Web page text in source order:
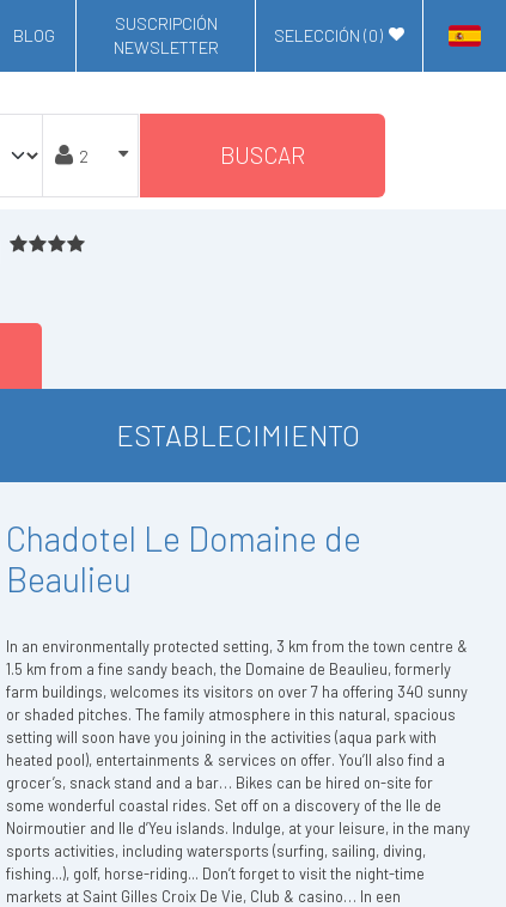
BLOG
SUSCRIPCIÓN
NEWSLETTER
SELECCIÓN (0)
BUSCAR
ESTABLECIMIENTO
Chadotel Le Domaine de
Beaulieu
In an environmentally protected setting, 3 km from the town centre &
1.5 km from a fine sandy beach, the Domaine de Beaulieu, formerly
farm buildings, welcomes its visitors on over 7 ha offering 340 sunny
or shaded pitches. The family atmosphere in this natural, spacious
setting will soon have you joining in the activities (aqua park with
heated pool), entertainments & services on offer. You’ll also find a
grocer’s, snack stand and a bar… Bikes can be hired on-site for
some wonderful coastal rides. Set off on a discovery of the Ile de
Noirmoutier and Ile d’Yeu islands. Indulge, at your leisure, in the many
sports activities, including watersports (surfing, sailing, diving,
fishing...), golf, horse-riding... Don’t forget to visit the night-time
markets at Saint Gilles Croix De Vie, Club & casino… In een